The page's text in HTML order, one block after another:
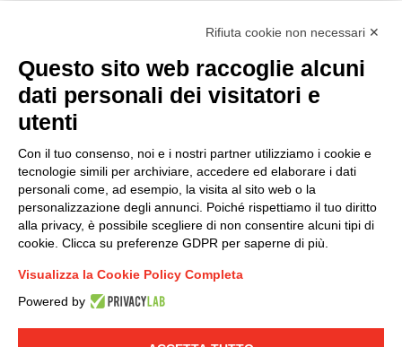
LINKEDIN YOUTUBE
Modello organizzativo, gestione e controllo – D. lgs.
231/2001
Condizioni generali di vendita DKC Power Solutions
Condizioni generali di acquisto
Codice etico
Rifiuta cookie non necessari ✕
Questo sito web raccoglie alcuni
dati personali dei visitatori e
utenti
Con il tuo consenso, noi e i nostri partner utilizziamo i cookie e
tecnologie simili per archiviare, accedere ed elaborare i dati
personali come, ad esempio, la visita al sito web o la
personalizzazione degli annunci. Poiché rispettiamo il tuo diritto
alla privacy, è possibile scegliere di non consentire alcuni tipi di
cookie. Clicca su preferenze GDPR per saperne di più.
Visualizza la Cookie Policy Completa
Powered by